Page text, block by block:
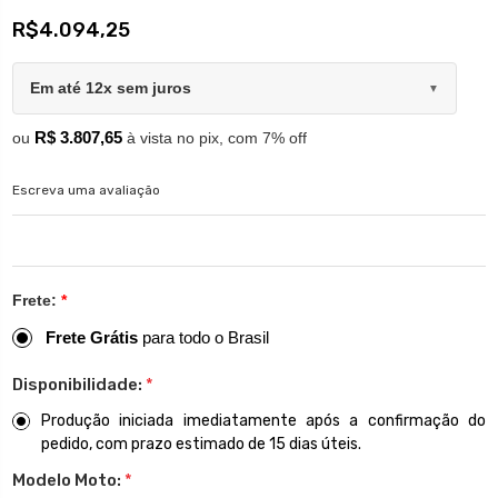
R$4.094,25
Em até 12x sem juros ▼
ou R$ 3.807,65 à vista no pix, com 7% off
Escreva uma avaliação
Frete: *
Frete Grátis para todo o Brasil
Disponibilidade: *
Produção iniciada imediatamente após a confirmação do
pedido, com prazo estimado de 15 dias úteis.
Modelo Moto: *